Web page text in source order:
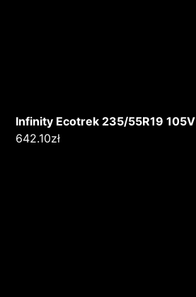
Infinity Ecotrek 235/55R19 105V
642.10zł